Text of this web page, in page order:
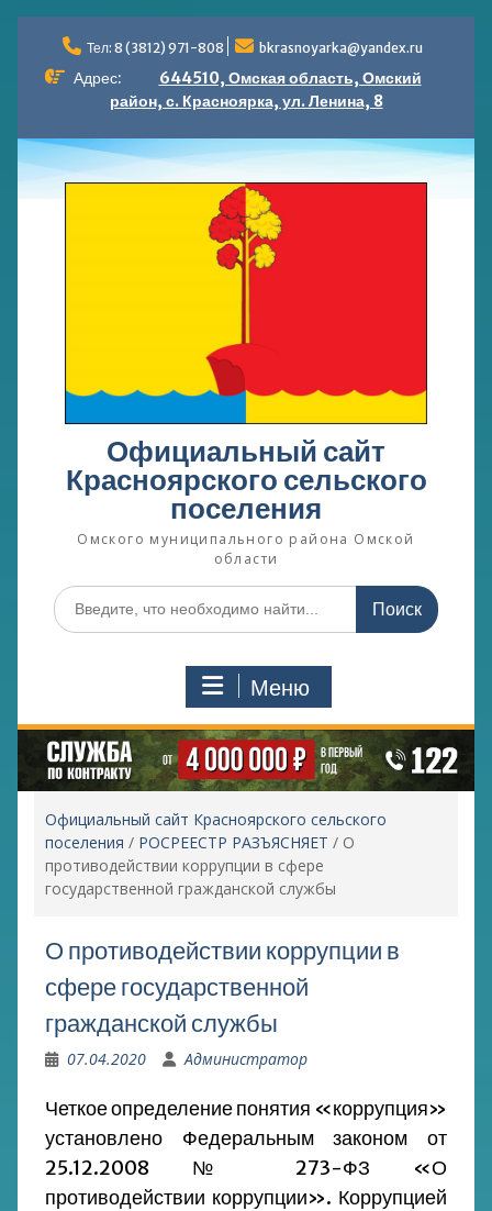
содержимому
Тел: 8 (3812) 971-808 bkrasnoyarka@yandex.ru
Адрес:
644510, Омская область, Омский
район, с. Красноярка, ул. Ленина, 8
Официальный сайт
Красноярского сельского
поселения
Омского муниципального района Омской
области
Поиск
по:
Меню
Официальный сайт Красноярского сельского
поселения / РОСРЕЕСТР РАЗЪЯСНЯЕТ / О
противодействии коррупции в сфере
государственной гражданской службы
О противодействии коррупции в
сфере государственной
гражданской службы
07.04.2020 Администратор
Четкое определение понятия «коррупция»
установлено Федеральным законом от
25.12.2008 № 273-ФЗ «О
противодействии коррупции». Коррупцией